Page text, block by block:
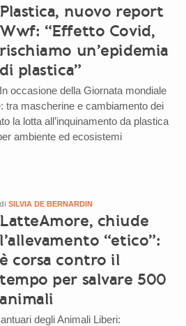
Plastica, nuovo report
Wwf: “Effetto Covid,
rischiamo un’epidemia
di plastica”
In occasione della Giornata mondiale
tra mascherine e cambiamento dei
la lotta all’inquinamento da plastica
ambiente ed ecosistemi
di SILVIA DE BERNARDIN
LatteAmore, chiude
l’allevamento “etico”:
è corsa contro il
tempo per salvare 500
animali
degli Animali Liberi: